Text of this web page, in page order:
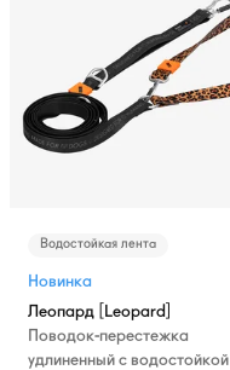
Водостойкая лента
Новинка
Леопард [Leopard]
Поводок-перестежка
удлиненный с водостойкой